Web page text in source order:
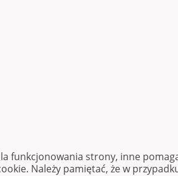
funkcjonowania strony, inne
Należy pamiętać, że w